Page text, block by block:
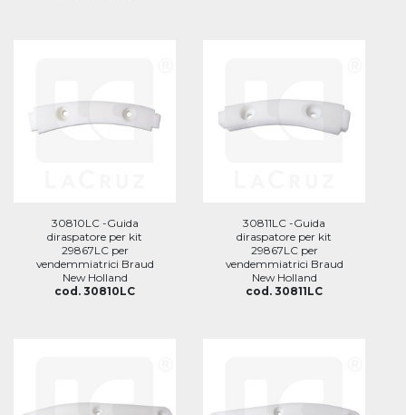
30810LC -Guida
diraspatore per kit
29867LC per
vendemmiatrici Braud
New Holland
cod. 30810LC
30811LC -Guida
diraspatore per kit
29867LC per
vendemmiatrici Braud
New Holland
cod. 30811LC